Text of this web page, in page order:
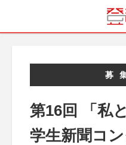
募
第16回 「私
学生新聞コ